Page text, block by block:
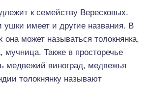
к семейству Вересковых.
ушки имеет и другие названия. В
она может называться толокнянка,
мучница. Также в просторечье
медвежий виноград, медвежья
толокнянку называют